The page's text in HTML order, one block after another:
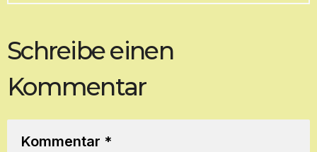
Schreibe einen
Kommentar
Kommentar *